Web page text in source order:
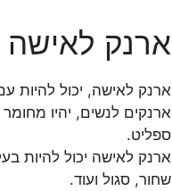
ארנק לאישה
ארנק לאישה, יכול להיות
ארנקים לנשים, יהיו
ספליט.
ארנק לאישה יכול להיות
שחור, סגול ועוד.